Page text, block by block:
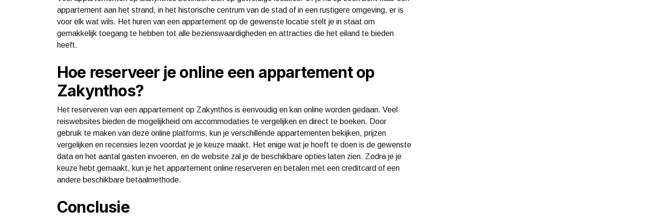
appartement aan het strand, in het historische centrum van de stad of in een rustigere omgeving, er is
voor elk wat wils. Het huren van een appartement op de gewenste locatie stelt je in staat om
gemakkelijk toegang te hebben tot alle bezienswaardigheden en attracties die het eiland te bieden
heeft.
Hoe reserveer je online een appartement op
Zakynthos?
Het reserveren van een appartement op Zakynthos is eenvoudig en kan online worden gedaan. Veel
reiswebsites bieden de mogelijkheid om accommodaties te vergelijken en direct te boeken. Door
gebruik te maken van deze online platforms, kun je verschillende appartementen bekijken, prijzen
vergelijken en recensies lezen voordat je je keuze maakt. Het enige wat je hoeft te doen is de gewenste
data en het aantal gasten invoeren, en de website zal je de beschikbare opties laten zien. Zodra je je
keuze hebt gemaakt, kun je het appartement online reserveren en betalen met een creditcard of een
andere beschikbare betaalmethode.
Conclusie